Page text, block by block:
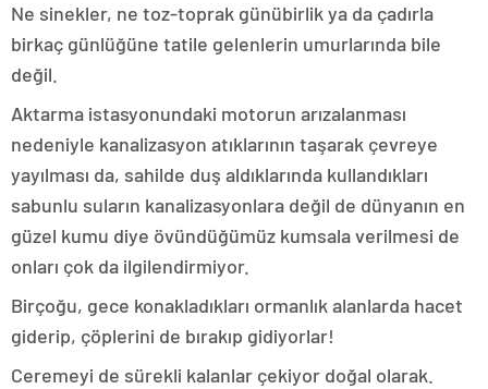
Ne sinekler, ne toz-toprak günübirlik ya da çadırla
birkaç günlüğüne tatile gelenlerin umurlarında bile
değil.
Aktarma istasyonundaki motorun arızalanması
nedeniyle kanalizasyon atıklarının taşarak çevreye
yayılması da, sahilde duş aldıklarında kullandıkları
sabunlu suların kanalizasyonlara değil de dünyanın en
güzel kumu diye övündüğümüz kumsala verilmesi de
onları çok da ilgilendirmiyor.
Birçoğu, gece konakladıkları ormanlık alanlarda hacet
giderip, çöplerini de bırakıp gidiyorlar!
Ceremeyi de sürekli kalanlar çekiyor doğal olarak.